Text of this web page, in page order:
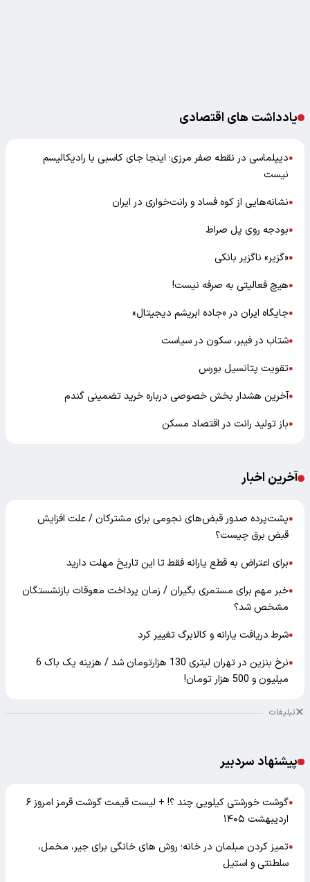
یادداشت های اقتصادی
●دیپلماسی در نقطه صفر مرزی؛ اینجا جای کاسبی با رادیکالیسم
نیست
●نشانه‌هایی از کوه فساد و رانت‌خواری در ایران
●بودجه روی پل صراط
●«گزیر» ناگزیر بانکی
●هیچ فعالیتی به صرفه نیست!
●جایگاه ایران در «جاده ابریشم دیجیتال»
●شتاب در فیبر، سکون در سیاست
●تقویت پتانسیل بورس
●آخرین هشدار بخش خصوصی درباره خرید تضمینی گندم
●باز تولید رانت در اقتصاد مسکن
آخرین اخبار
●پشت‌پرده صدور قبض‌های نجومی برای مشترکان / علت افزایش
قبض برق چیست؟
●برای اعتراض به قطع یارانه فقط تا این تاریخ مهلت دارید
●خبر مهم برای مستمری بگیران / زمان پرداخت معوقات بازنشستگان
مشخص شد؟
●شرط دریافت یارانه و کالابرگ تغییر کرد
●
نرخ بنزین در تهران لیتری 130 هزارتومان شد / هزینه یک باک 6
میلیون و 500 هزار تومان!
تبلیغات
پیشنهاد سردبیر
●
گوشت خورشتی کیلویی چند ؟! + لیست قیمت گوشت قرمز امروز ۶
اردیبهشت ۱۴۰۵
●تمیز کردن مبلمان در خانه؛ روش های خانگی برای جیر، مخمل،
سلطنتی و استیل